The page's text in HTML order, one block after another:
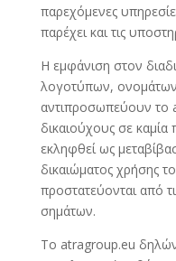
παρεχόμενες
παρέχει και τις
Η εμφάνιση στον
λογοτύπων,
αντιπροσωπεύουν το
δικαιούχους σε
εκληφθεί ως
δικαιώματος χρήσης
προστατεύονται από
σημάτων.
To atragroup.eu